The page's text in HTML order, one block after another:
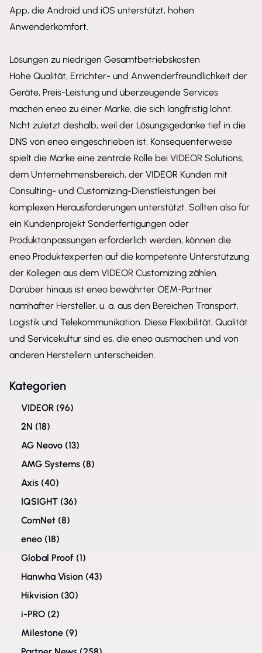
App, die Android und iOS unterstützt, hohen
Anwenderkomfort.
Lösungen zu niedrigen Gesamtbetriebskosten
Hohe Qualität, Errichter- und Anwenderfreundlichkeit der
Geräte, Preis-Leistung und überzeugende Services
machen eneo zu einer Marke, die sich langfristig lohnt.
Nicht zuletzt deshalb, weil der Lösungsgedanke tief in die
DNS von eneo eingeschrieben ist. Konsequenterweise
spielt die Marke eine zentrale Rolle bei VIDEOR Solutions,
dem Unternehmensbereich, der VIDEOR Kunden mit
Consulting- und Customizing-Dienstleistungen bei
komplexen Herausforderungen unterstützt. Sollten also für
ein Kundenprojekt Sonderfertigungen oder
Produktanpassungen erforderlich werden, können die
eneo Produktexperten auf die kompetente Unterstützung
der Kollegen aus dem VIDEOR Customizing zählen.
Darüber hinaus ist eneo bewährter OEM-Partner
namhafter Hersteller, u. a. aus den Bereichen Transport,
Logistik und Telekommunikation. Diese Flexibilität, Qualität
und Servicekultur sind es, die eneo ausmachen und von
anderen Herstellern unterscheiden.
Kategorien
VIDEOR (96)
2N (18)
AG Neovo (13)
AMG Systems (8)
Axis (40)
IQSIGHT (36)
ComNet (8)
eneo (18)
Global Proof (1)
Hanwha Vision (43)
Hikvision (30)
i-PRO (2)
Milestone (9)